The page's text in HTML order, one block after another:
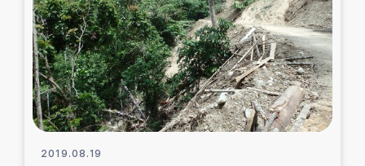
スリランカの南北女性をつなぐサリー・リサイクル・プロ
ジェクト
復興支援事業
民際教育事業
2019.08.19